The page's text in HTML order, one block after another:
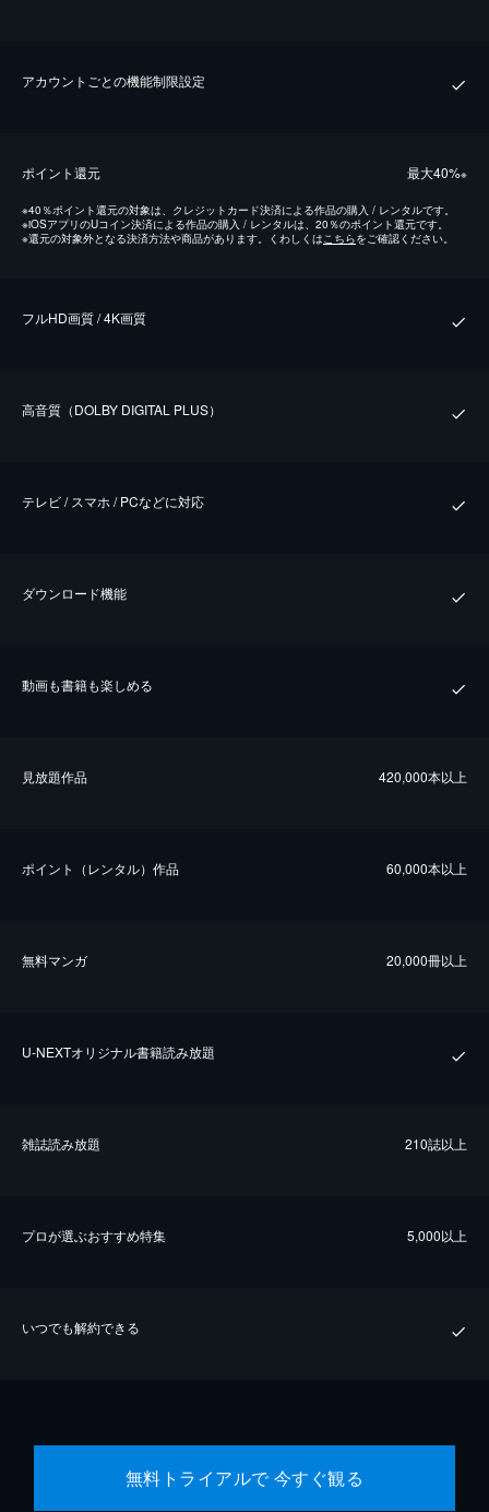
アカウントごとの機能制限設定
ポイント還元 最⼤40%※
※40％ポイント還元の対象は、クレジットカード決済による作品の購入 / レンタルです。
※iOSアプリのUコイン決済による作品の購入 / レンタルは、20％のポイント還元です。
※還元の対象外となる決済方法や商品があります。くわしくはこちらをご確認ください。
フルHD画質 / 4K画質
⾼⾳質（DOLBY DIGITAL PLUS）
テレビ / スマホ / PCなどに対応
ダウンロード機能
動画も書籍も楽しめる
⾒放題作品 420,000本以上
ポイント（レンタル）作品 60,000本以上
無料マンガ 20,000冊以上
U-NEXTオリジナル書籍読み放題
雑誌読み放題 210誌以上
プロが選ぶおすすめ特集 5,000以上
いつでも解約できる
無料トライアルで 今すぐ観る